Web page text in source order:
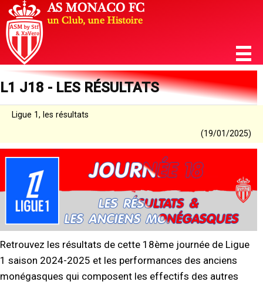
L1 J18 - LES RÉSULTATS
Ligue 1, les résultats
(19/01/2025)
Retrouvez les résultats de cette 18ème journée de Ligue
1 saison 2024-2025 et les performances des anciens
monégasques qui composent les effectifs des autres